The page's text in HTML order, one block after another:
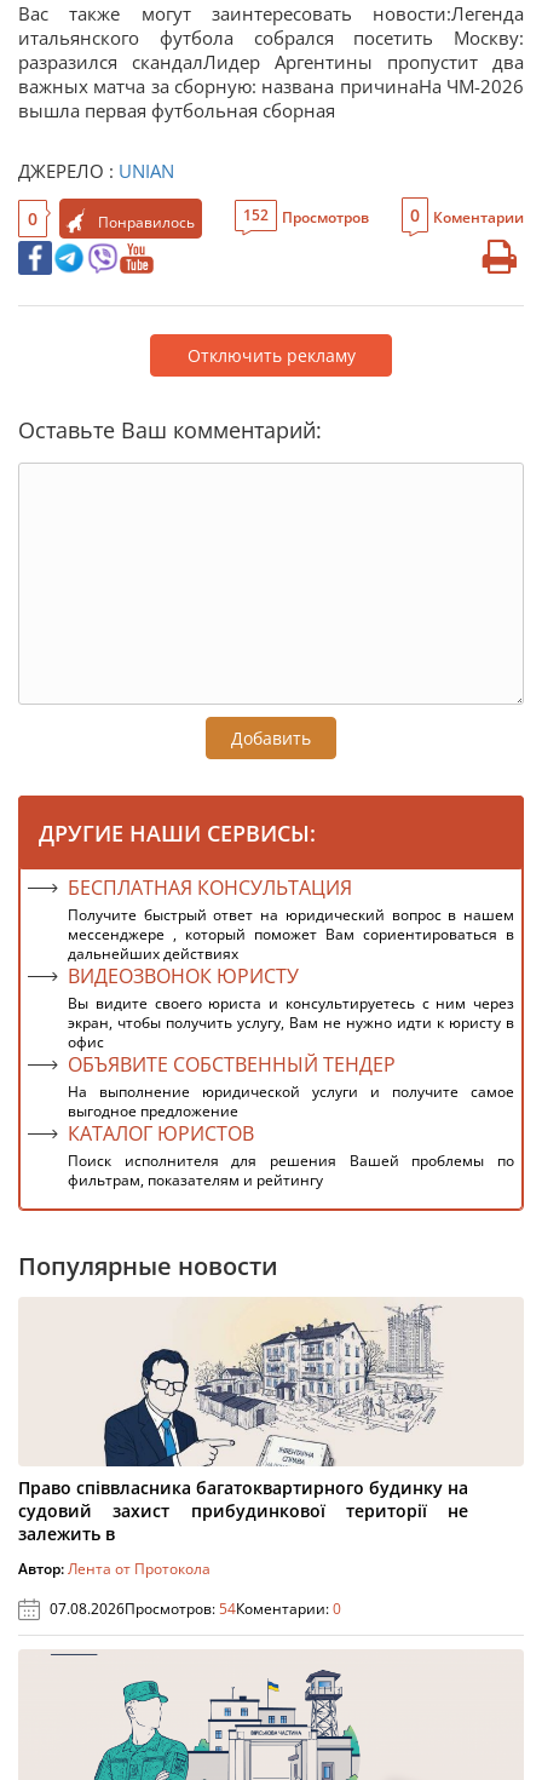
Вас также могут заинтересовать новости:Легенда
итальянского футбола собрался посетить Москву:
разразился скандалЛидер Аргентины пропустит два
важных матча за сборную: названа причинаНа ЧМ-2026
вышла первая футбольная сборная
ДЖЕРЕЛО : UNIAN
0 Понравилось 152 Просмотров 0 Коментарии
Отключить рекламу
Оставьте Ваш комментарий:
Добавить
ДРУГИЕ НАШИ СЕРВИСЫ:
БЕСПЛАТНАЯ КОНСУЛЬТАЦИЯ
Получите быстрый ответ на юридический вопрос в нашем
мессенджере , который поможет Вам сориентироваться в
дальнейших действиях
ВИДЕОЗВОНОК ЮРИСТУ
Вы видите своего юриста и консультируетесь с ним через
экран, чтобы получить услугу, Вам не нужно идти к юристу в
офис
ОБЪЯВИТЕ СОБСТВЕННЫЙ ТЕНДЕР
На выполнение юридической услуги и получите самое
выгодное предложение
КАТАЛОГ ЮРИСТОВ
Поиск исполнителя для решения Вашей проблемы по
фильтрам, показателям и рейтингу
Популярные новости
Право співвласника багатоквартирного будинку на
судовий захист прибудинкової території не
залежить в
Автор:Лента от Протокола
07.08.2026Просмотров:54Коментарии:0